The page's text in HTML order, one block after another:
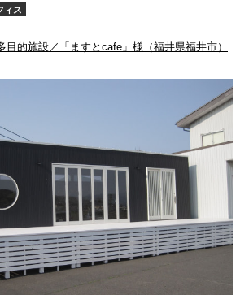
ィス
目的施設／「ますとcafe」様（福井県福井市）